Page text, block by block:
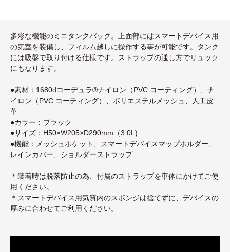
多彩な機能のミニタンクバック。上面部にはスマートデバイス用
の気室を装備し、フィルム越しに操作する事が可能です。タンク
には吸盤で取り付ける仕様です。ストラップの通し方でリュック
にもなります。
●素材：1680dコーデュラ®ナイロン（PVC コーティング）、ナ
イロン（PVC コーティング）、ポリエステルメッシュ、人工皮
革
●カラー：ブラック
●サイズ：H50×W205×D290mm（3.0L)
●機能：メッシュポケット、スマートデバイスマップホルダー、
レインカバー、ショルダーストラップ
＊装着時は脱落防止の為、付属のストラップを車体にかけてご使
用ください。
＊スマートデバイス用気質内のスポンジは捨てずに、デバイスの
厚みに合わせてご利用ください。